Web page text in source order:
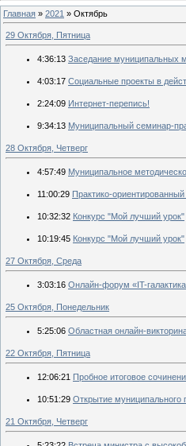
Главная » 2021 » Октябрь
29 Октября, Пятница
4:36:13 Заседание муниципальных
4:03:17 Социальные проекты в
2:24:09 Интернет-перепись!
9:34:13 Муниципальный семинар-
28 Октября, Четверг
4:57:49 Муниципальное
11:00:29 Практико-
10:32:32 Конкурс "Мой лучший урок"
10:19:45 Конкурс "Мой лучший урок"
27 Октября, Среда
3:03:16 Онлайн-форум «IT-
25 Октября, Понедельник
5:25:06 Областная онлайн-
22 Октября, Пятница
12:06:21 Пробное итоговое
10:51:29 Открытие муниципального
21 Октября, Четверг